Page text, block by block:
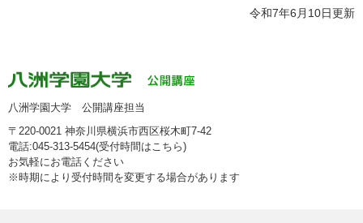
令和7年6月10日更新
八洲学園大学 公開講座担当
〒220-0021 神奈川県横浜市西区桜木町7-42
電話:045-313-5454(受付時間はこちら)
お気軽にお電話ください
※時期により受付時間を変更する場合があります